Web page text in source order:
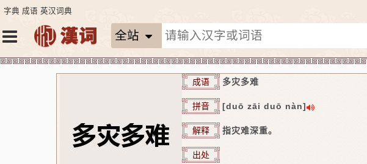
字典 成语 英汉词典
全站
成语 多灾多难
拼音 [duō zāi duō nàn]
解释 指灾难深重。
出处